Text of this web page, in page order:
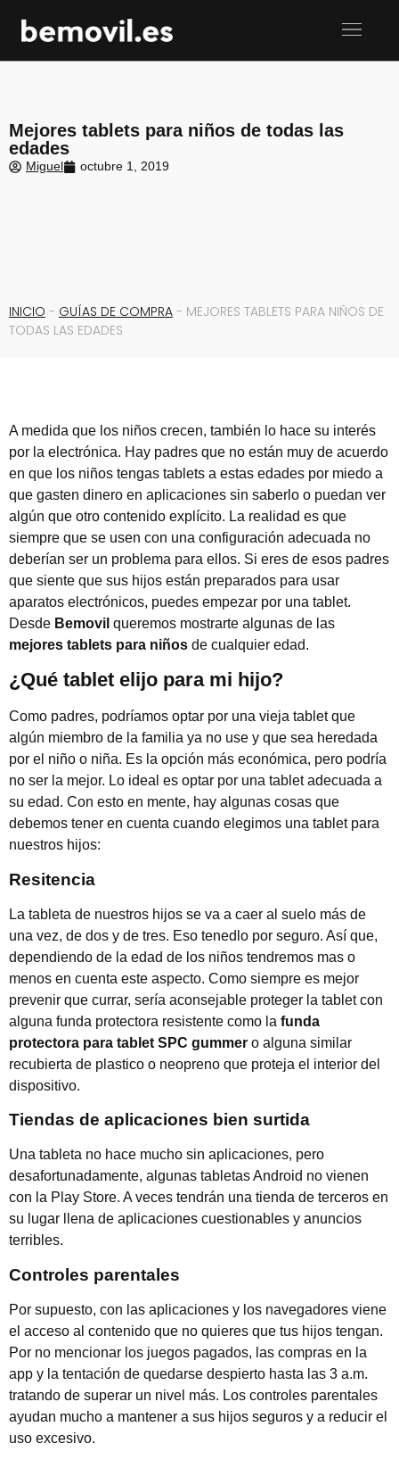
INICIO - GUÍAS DE COMPRA - MEJORES TABLETS PARA NIÑOS DE
TODAS LAS EDADES
Mejores tablets para niños de todas las
edades
Miguel octubre 1, 2019
A medida que los niños crecen, también lo hace su interés
por la electrónica. Hay padres que no están muy de acuerdo
en que los niños tengas tablets a estas edades por miedo a
que gasten dinero en aplicaciones sin saberlo o puedan ver
algún que otro contenido explícito. La realidad es que
siempre que se usen con una configuración adecuada no
deberían ser un problema para ellos. Si eres de esos padres
que siente que sus hijos están preparados para usar
aparatos electrónicos, puedes empezar por una tablet.
Desde Bemovil queremos mostrarte algunas de las
mejores tablets para niños de cualquier edad.
¿Qué tablet elijo para mi hijo?
Como padres, podríamos optar por una vieja tablet que
algún miembro de la familia ya no use y que sea heredada
por el niño o niña. Es la opción más económica, pero podría
no ser la mejor. Lo ideal es optar por una tablet adecuada a
su edad. Con esto en mente, hay algunas cosas que
debemos tener en cuenta cuando elegimos una tablet para
nuestros hijos:
Resitencia
La tableta de nuestros hijos se va a caer al suelo más de
una vez, de dos y de tres. Eso tenedlo por seguro. Así que,
dependiendo de la edad de los niños tendremos mas o
menos en cuenta este aspecto. Como siempre es mejor
prevenir que currar, sería aconsejable proteger la tablet con
alguna funda protectora resistente como la funda
protectora para tablet SPC gummer o alguna similar
recubierta de plastico o neopreno que proteja el interior del
dispositivo.
Tiendas de aplicaciones bien surtida
Una tableta no hace mucho sin aplicaciones, pero
desafortunadamente, algunas tabletas Android no vienen
con la Play Store. A veces tendrán una tienda de terceros en
su lugar llena de aplicaciones cuestionables y anuncios
terribles.
Controles parentales
Por supuesto, con las aplicaciones y los navegadores viene
el acceso al contenido que no quieres que tus hijos tengan.
Por no mencionar los juegos pagados, las compras en la
app y la tentación de quedarse despierto hasta las 3 a.m.
tratando de superar un nivel más. Los controles parentales
ayudan mucho a mantener a sus hijos seguros y a reducir el
uso excesivo.